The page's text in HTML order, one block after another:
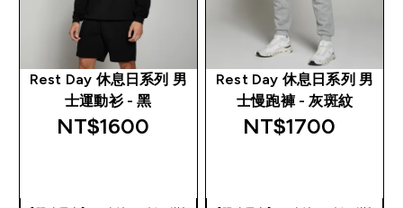
Rest Day 休息日系列 男
士運動衫 - 黑
NT$1600‎
Rest Day 休息日系列 男
士慢跑褲 - 灰斑紋
NT$1700‎